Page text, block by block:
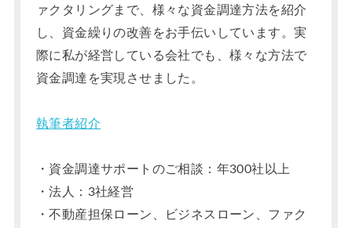
ァクタリングまで、様々な資金調達方法を紹介
し、資金繰りの改善をお手伝いしています。実
際に私が経営している会社でも、様々な方法で
資金調達を実現させました。
執筆者紹介
・資金調達サポートのご相談：年300社以上
・法人：3社経営
・不動産担保ローン、ビジネスローン、ファク